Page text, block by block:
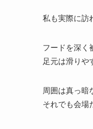
私も実際に訪
フードを深く
足元は滑りや
周囲は真っ暗
それでも会場